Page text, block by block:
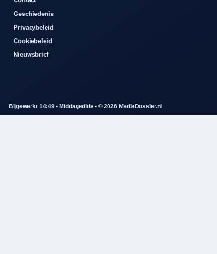
Geschiedenis
Privacybeleid
Cookiebeleid
Nieuwsbrief
Bijgewerkt 14:49 • Middageditie • © 2026 MediaDossier.nl